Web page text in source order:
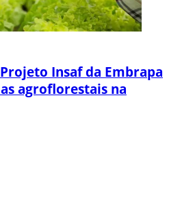
Insaf da Embrapa
agroflorestais na